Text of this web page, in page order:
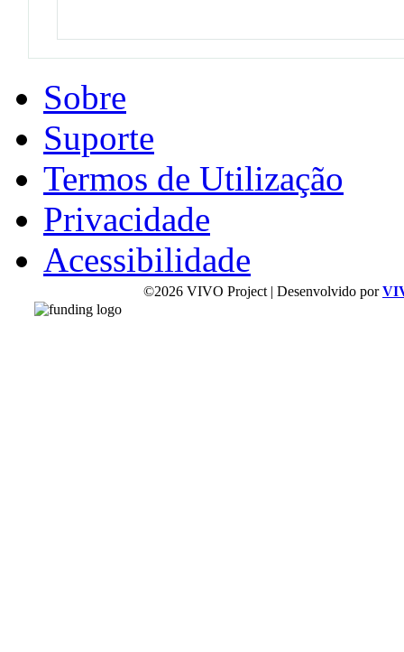
Sobre
Suporte
Termos de Utilização
Privacidade
Acessibilidade
©2026 VIVO Project | Desenvolvido por